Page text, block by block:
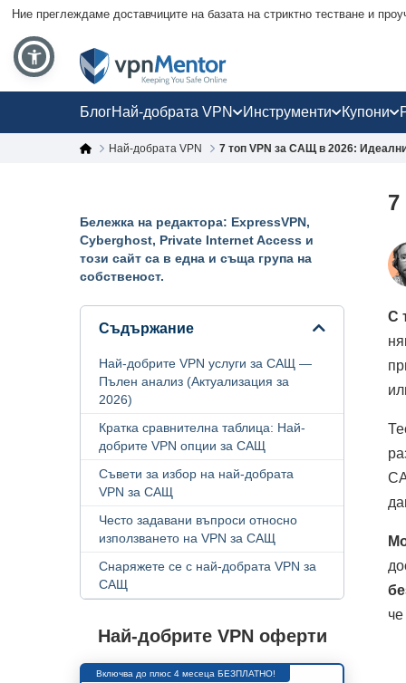
Ние преглеждаме доставчиците на базата на стриктно тестване и
БлогНай-добрата VPN Инструменти Купони
Най-добрата VPN 7 топ VPN за САЩ в 2026:
7
С
Бележка на редактора: ExpressVPN,
Cyberghost, Private Internet Access и
този сайт са в една и съща група на
собственост.
Съдържание
Най-добрите VPN услуги за САЩ —
Пълен анализ (Актуализация за
2026)
Кратка сравнителна таблица: Най-
добрите VPN опции за САЩ
Съвети за избор на най-добрата
VPN за САЩ
Често задавани въпроси относно
използването на VPN за САЩ
Снаряжете се с най-добрата VPN за
САЩ
Най-добрите VPN оферти
Включва до плюс 4 месеца БЕЗПЛАТНО!